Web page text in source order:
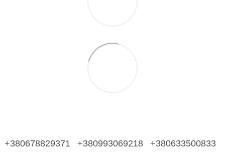
+380678829371 +380993069218 +380633500833